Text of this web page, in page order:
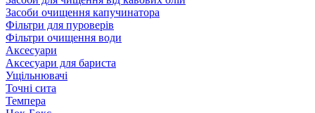
Засоби очищення капучинатора
Фільтри для пуроверів
Фільтри очищення води
Аксесуари
Аксесуари для бариста
Ущільнювачі
Точні сита
Темпера